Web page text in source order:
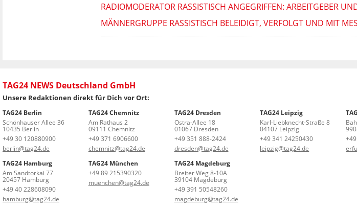
RADIOMODERATOR RASSISTISCH ANGEGRIFFEN: ARBEITGEBER
MÄNNERGRUPPE RASSISTISCH BELEIDIGT, VERFOLGT UND MIT
TAG24 NEWS Deutschland GmbH
Unsere Redaktionen direkt für Dich vor Ort:
TAG24 Berlin
Schönhauser Allee 36
10435 Berlin
+49 30 120880900
berlin@tag24.de
TAG24 Chemnitz
Am Rathaus 2
09111 Chemnitz
+49 371 6906600
chemnitz@tag24.de
TAG24 Dresden
Ostra-Allee 18
01067 Dresden
+49 351 888-2424
dresden@tag24.de
TAG24 Leipzig
Karl-Liebknecht-Straße 8
04107 Leipzig
+49 341 24250430
leipzig@tag24.de
TAG24 Hamburg
Am Sandtorkai 77
20457 Hamburg
+49 40 228608090
hamburg@tag24.de
TAG24 München
+49 89 215390320
muenchen@tag24.de
TAG24 Magdeburg
Breiter Weg 8-10A
39104 Magdeburg
+49 391 50548260
magdeburg@tag24.de